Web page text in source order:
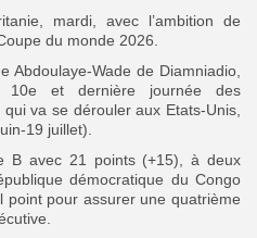
mardi, avec l’ambition de
du monde 2026.
Wade de Diamniadio,
et dernière journée des
va se dérouler aux Etats-Unis,
19 juillet).
B avec 21 points (+15), à deux
démocratique du Congo
point pour assurer une quatrième